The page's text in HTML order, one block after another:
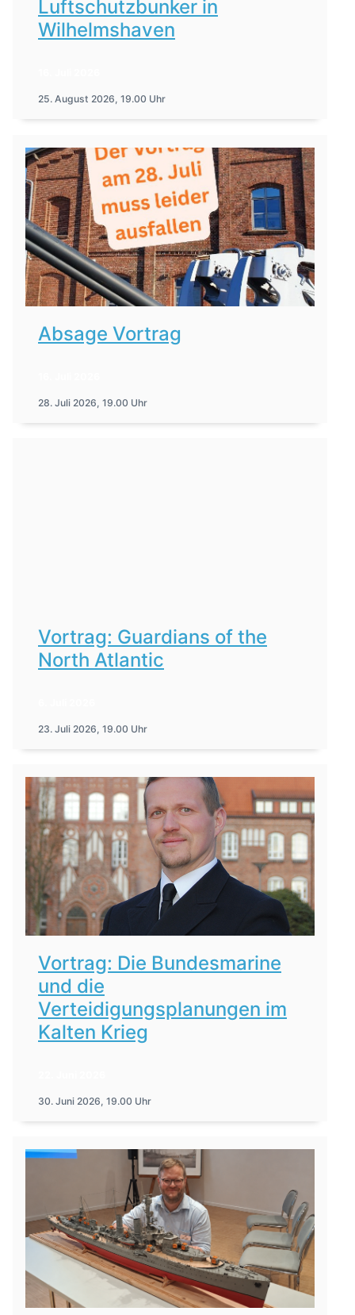
Luftschutzbunker in
Wilhelmshaven
25. August 2026, 19.00 Uhr
Absage Vortrag
28. Juli 2026, 19.00 Uhr
Vortrag: Guardians of the
North Atlantic
23. Juli 2026, 19.00 Uhr
Vortrag: Die Bundesmarine
und die
Verteidigungsplanungen im
Kalten Krieg
30. Juni 2026, 19.00 Uhr